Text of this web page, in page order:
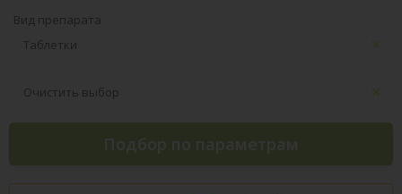
Вид препарата
Таблетки
Очистить выбор
Подбор по параметрам